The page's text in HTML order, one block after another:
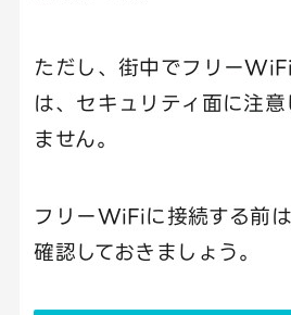
ただし、街中でフリー
は、セキュリティ面に注
ません。
フリーWiFiに接続する前
確認しておきましょう。